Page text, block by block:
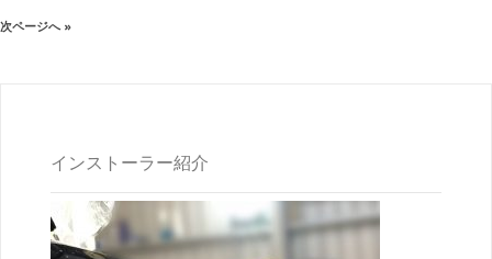
次ページへ »
インストーラー紹介